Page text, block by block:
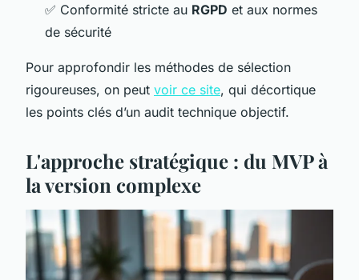
✅ Conformité stricte au RGPD et aux normes
de sécurité
Pour approfondir les méthodes de sélection
rigoureuses, on peut voir ce site, qui décortique
les points clés d’un audit technique objectif.
L'approche stratégique : du MVP à
la version complexe